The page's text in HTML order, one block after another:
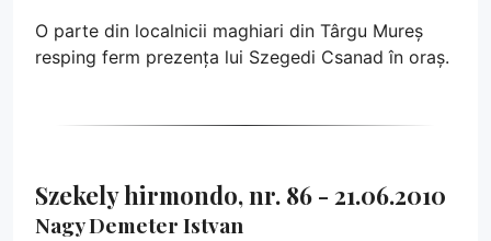
O parte din localnicii maghiari din Târgu Mureș
resping ferm prezența lui Szegedi Csanad în oraș.
Szekely hirmondo, nr. 86 - 21.06.2010
Nagy Demeter Istvan